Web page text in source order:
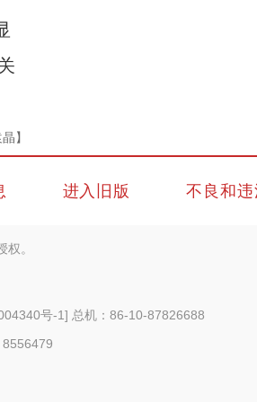
】
进入旧版 不良和
。
号-1] 总机：86-10-87826688
/ 8556479